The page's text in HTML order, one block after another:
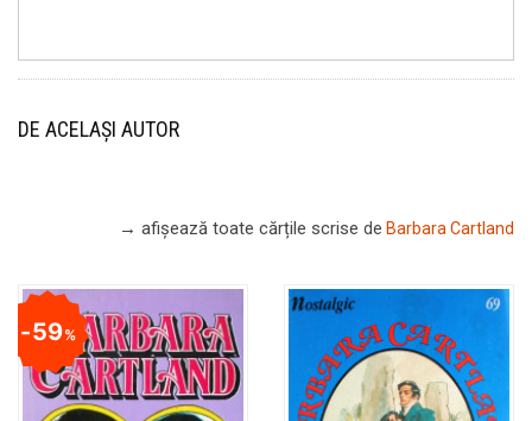
DE ACELAȘI AUTOR
→ afișează toate cărțile scrise de Barbara Cartland
59%